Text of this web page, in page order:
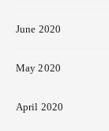
June 2020
May 2020
April 2020